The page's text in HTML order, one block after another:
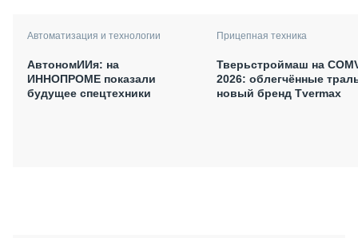
Автоматизация и технологии
АвтономИИя: на
ИННОПРОМЕ показали
будущее спецтехники
Прицепная техника
Тверьстроймаш на
2026: облегчённые
новый бренд Tvermax